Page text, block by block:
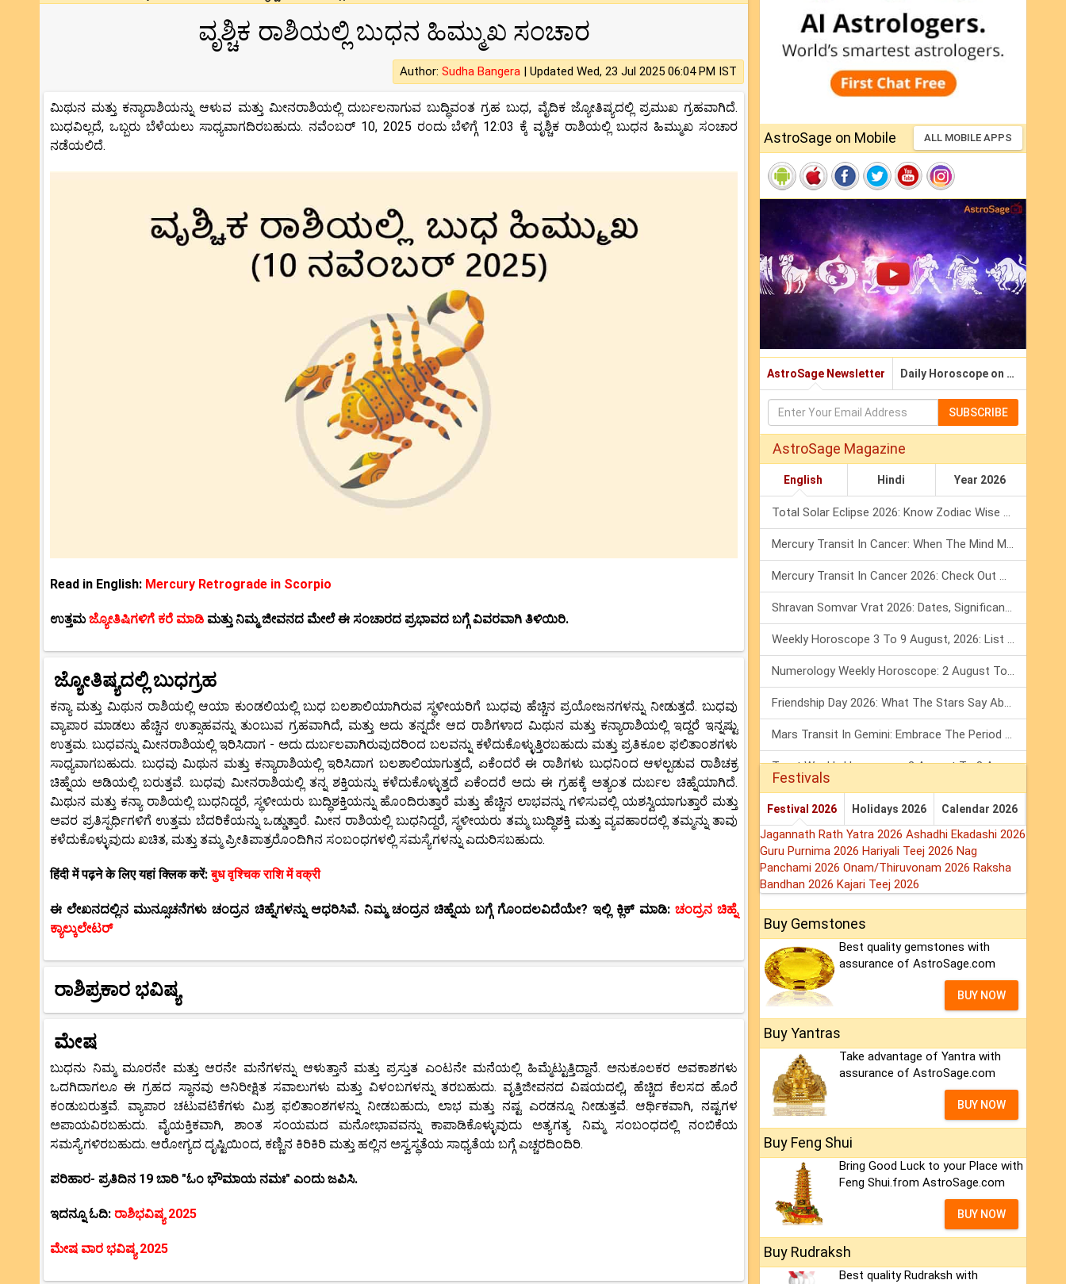
ವೃಶ್ಚಿಕ ರಾಶಿಯಲ್ಲಿ ಬುಧನ ಹಿಮ್ಮುಖ ಸಂಚಾರ
Author: Sudha Bangera | Updated Wed, 23 Jul 2025 06:04 PM IST
ಮಿಥುನ ಮತ್ತು ಕನ್ಯಾರಾಶಿಯನ್ನು ಆಳುವ ಮತ್ತು ಮೀನರಾಶಿಯಲ್ಲಿ ದುರ್ಬಲನಾಗುವ ಬುದ್ಧಿವಂತ ಗ್ರಹ ಬುಧ, ವೈದಿಕ ಜ್ಯೋತಿಷ್ಯದಲ್ಲಿ ಪ್ರಮುಖ ಗ್ರಹವಾಗಿದೆ.
ಬುಧವಿಲ್ಲದೆ, ಒಬ್ಬರು ಬೆಳೆಯಲು ಸಾಧ್ಯವಾಗದಿರಬಹುದು. ನವೆಂಬರ್ 10, 2025 ರಂದು ಬೆಳಿಗ್ಗೆ 12:03 ಕ್ಕೆ ವೃಶ್ಚಿಕ ರಾಶಿಯಲ್ಲಿ ಬುಧನ ಹಿಮ್ಮುಖ ಸಂಚಾರ
ನಡೆಯಲಿದೆ.
Read in English: Mercury Retrograde in Scorpio
ಉತ್ತಮ ಜ್ಯೋತಿಷಿಗಳಿಗೆ ಕರೆ ಮಾಡಿ ಮತ್ತು ನಿಮ್ಮ ಜೀವನದ ಮೇಲೆ ಈ ಸಂಚಾರದ ಪ್ರಭಾವದ ಬಗ್ಗೆ ವಿವರವಾಗಿ ತಿಳಿಯಿರಿ.
ಜ್ಯೋತಿಷ್ಯದಲ್ಲಿ ಬುಧಗ್ರಹ
ಕನ್ಯಾ ಮತ್ತು ಮಿಥುನ ರಾಶಿಯಲ್ಲಿ ಆಯಾ ಕುಂಡಲಿಯಲ್ಲಿ ಬುಧ ಬಲಶಾಲಿಯಾಗಿರುವ ಸ್ಥಳೀಯರಿಗೆ ಬುಧವು ಹೆಚ್ಚಿನ ಪ್ರಯೋಜನಗಳನ್ನು ನೀಡುತ್ತದೆ. ಬುಧವು
ವ್ಯಾಪಾರ ಮಾಡಲು ಹೆಚ್ಚಿನ ಉತ್ಸಾಹವನ್ನು ತುಂಬುವ ಗ್ರಹವಾಗಿದೆ, ಮತ್ತು ಅದು ತನ್ನದೇ ಆದ ರಾಶಿಗಳಾದ ಮಿಥುನ ಮತ್ತು ಕನ್ಯಾರಾಶಿಯಲ್ಲಿ ಇದ್ದರೆ ಇನ್ನಷ್ಟು
ಉತ್ತಮ. ಬುಧವನ್ನು ಮೀನರಾಶಿಯಲ್ಲಿ ಇರಿಸಿದಾಗ - ಅದು ದುರ್ಬಲವಾಗಿರುವುದರಿಂದ ಬಲವನ್ನು ಕಳೆದುಕೊಳ್ಳುತ್ತಿರಬಹುದು ಮತ್ತು ಪ್ರತಿಕೂಲ ಫಲಿತಾಂಶಗಳು
ಸಾಧ್ಯವಾಗಬಹುದು. ಬುಧವು ಮಿಥುನ ಮತ್ತು ಕನ್ಯಾರಾಶಿಯಲ್ಲಿ ಇರಿಸಿದಾಗ ಬಲಶಾಲಿಯಾಗುತ್ತದೆ, ಏಕೆಂದರೆ ಈ ರಾಶಿಗಳು ಬುಧನಿಂದ ಆಳಲ್ಪಡುವ ರಾಶಿಚಕ್ರ
ಚಿಹ್ನೆಯ ಅಡಿಯಲ್ಲಿ ಬರುತ್ತವೆ. ಬುಧವು ಮೀನರಾಶಿಯಲ್ಲಿ ತನ್ನ ಶಕ್ತಿಯನ್ನು ಕಳೆದುಕೊಳ್ಳುತ್ತದೆ ಏಕೆಂದರೆ ಅದು ಈ ಗ್ರಹಕ್ಕೆ ಅತ್ಯಂತ ದುರ್ಬಲ ಚಿಹ್ನೆಯಾಗಿದೆ.
ಮಿಥುನ ಮತ್ತು ಕನ್ಯಾ ರಾಶಿಯಲ್ಲಿ ಬುಧನಿದ್ದರೆ, ಸ್ಥಳೀಯರು ಬುದ್ಧಿಶಕ್ತಿಯನ್ನು ಹೊಂದಿರುತ್ತಾರೆ ಮತ್ತು ಹೆಚ್ಚಿನ ಲಾಭವನ್ನು ಗಳಿಸುವಲ್ಲಿ ಯಶಸ್ವಿಯಾಗುತ್ತಾರೆ ಮತ್ತು
ಅವರ ಪ್ರತಿಸ್ಪರ್ಧಿಗಳಿಗೆ ಉತ್ತಮ ಬೆದರಿಕೆಯನ್ನು ಒಡ್ಡುತ್ತಾರೆ. ಮೀನ ರಾಶಿಯಲ್ಲಿ ಬುಧನಿದ್ದರೆ, ಸ್ಥಳೀಯರು ತಮ್ಮ ಬುದ್ಧಿಶಕ್ತಿ ಮತ್ತು ವ್ಯವಹಾರದಲ್ಲಿ ತಮ್ಮನ್ನು ತಾವು
ಕಳೆದುಕೊಳ್ಳುವುದು ಖಚಿತ, ಮತ್ತು ತಮ್ಮ ಪ್ರೀತಿಪಾತ್ರರೊಂದಿಗಿನ ಸಂಬಂಧಗಳಲ್ಲಿ ಸಮಸ್ಯೆಗಳನ್ನು ಎದುರಿಸಬಹುದು.
हिंदी में पढ़ने के लिए यहां क्लिक करें:बुध वृश्चिक राशि में वक्री
ಈ ಲೇಖನದಲ್ಲಿನ ಮುನ್ಸೂಚನೆಗಳು ಚಂದ್ರನ ಚಿಹ್ನೆಗಳನ್ನು ಆಧರಿಸಿವೆ. ನಿಮ್ಮ ಚಂದ್ರನ ಚಿಹ್ನೆಯ ಬಗ್ಗೆ ಗೊಂದಲವಿದೆಯೇ? ಇಲ್ಲಿ ಕ್ಲಿಕ್ ಮಾಡಿ: ಚಂದ್ರನ ಚಿಹ್ನೆ
ಕ್ಯಾಲ್ಕುಲೇಟರ್
ರಾಶಿಪ್ರಕಾರ ಭವಿಷ್ಯ
ಮೇಷ
ಬುಧನು ನಿಮ್ಮ ಮೂರನೇ ಮತ್ತು ಆರನೇ ಮನೆಗಳನ್ನು ಆಳುತ್ತಾನೆ ಮತ್ತು ಪ್ರಸ್ತುತ ಎಂಟನೇ ಮನೆಯಲ್ಲಿ ಹಿಮ್ಮೆಟ್ಟುತ್ತಿದ್ದಾನೆ. ಅನುಕೂಲಕರ ಅವಕಾಶಗಳು
ಒದಗಿದಾಗಲೂ ಈ ಗ್ರಹದ ಸ್ಥಾನವು ಅನಿರೀಕ್ಷಿತ ಸವಾಲುಗಳು ಮತ್ತು ವಿಳಂಬಗಳನ್ನು ತರಬಹುದು. ವೃತ್ತಿಜೀವನದ ವಿಷಯದಲ್ಲಿ, ಹೆಚ್ಚಿದ ಕೆಲಸದ ಹೊರೆ
ಕಂಡುಬರುತ್ತವೆ. ವ್ಯಾಪಾರ ಚಟುವಟಿಕೆಗಳು ಮಿಶ್ರ ಫಲಿತಾಂಶಗಳನ್ನು ನೀಡಬಹುದು, ಲಾಭ ಮತ್ತು ನಷ್ಟ ಎರಡನ್ನೂ ನೀಡುತ್ತವೆ. ಆರ್ಥಿಕವಾಗಿ, ನಷ್ಟಗಳ
ಅಪಾಯವಿರಬಹುದು. ವೈಯಕ್ತಿಕವಾಗಿ, ಶಾಂತ ಸಂಯಮದ ಮನೋಭಾವವನ್ನು ಕಾಪಾಡಿಕೊಳ್ಳುವುದು ಅತ್ಯಗತ್ಯ. ನಿಮ್ಮ ಸಂಬಂಧದಲ್ಲಿ ನಂಬಿಕೆಯ
ಸಮಸ್ಯೆಗಳಿರಬಹುದು. ಆರೋಗ್ಯದ ದೃಷ್ಟಿಯಿಂದ, ಕಣ್ಣಿನ ಕಿರಿಕಿರಿ ಮತ್ತು ಹಲ್ಲಿನ ಅಸ್ವಸ್ಥತೆಯ ಸಾಧ್ಯತೆಯ ಬಗ್ಗೆ ಎಚ್ಚರದಿಂದಿರಿ.
ಪರಿಹಾರ- ಪ್ರತಿದಿನ 19 ಬಾರಿ "ಓಂ ಭೌಮಾಯ ನಮಃ" ಎಂದು ಜಪಿಸಿ.
ಇದನ್ನೂ ಓದಿ: ರಾಶಿಭವಿಷ್ಯ 2025
ಮೇಷ ವಾರ ಭವಿಷ್ಯ 2025
AstroSage on Mobile ALL MOBILE APPS
AstroSage Newsletter Daily Horoscope on Email
SUBSCRIBE
AstroSage Magazine
English Hindi Year 2026
Total Solar Eclipse 2026: Know Zodiac Wise Prediction
Mercury Transit In Cancer: When The Mind Meets The Heart!
Mercury Transit In Cancer 2026: Check Out What It Brings For You
Shravan Somvar Vrat 2026: Dates, Significance & Rituals In August
Weekly Horoscope 3 To 9 August, 2026: List Of Fasts & Festivals
Numerology Weekly Horoscope: 2 August To 8 August, 2026
Friendship Day 2026: What The Stars Say About Your Best Friend!
Mars Transit In Gemini: Embrace The Period Full Of Energy & Intelligence
Tarot Weekly Horoscope: 2 August To 8 August, 2026
Festivals
Festival 2026 Holidays 2026 Calendar 2026
Jagannath Rath Yatra 2026 Ashadhi Ekadashi 2026
Guru Purnima 2026 Hariyali Teej 2026 Nag
Panchami 2026 Onam/Thiruvonam 2026 Raksha
Bandhan 2026 Kajari Teej 2026
Buy Gemstones
Best quality gemstones with
assurance of AstroSage.com
BUY NOW
Buy Yantras
Take advantage of Yantra with
assurance of AstroSage.com
BUY NOW
Buy Feng Shui
Bring Good Luck to your Place with
Feng Shui.from AstroSage.com
BUY NOW
Buy Rudraksh
Best quality Rudraksh with